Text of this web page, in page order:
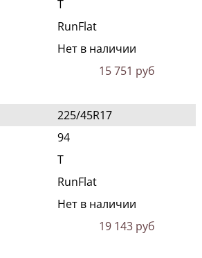
T
RunFlat
Нет в наличии
15 751 руб
225/45R17
94
T
RunFlat
Нет в наличии
19 143 руб